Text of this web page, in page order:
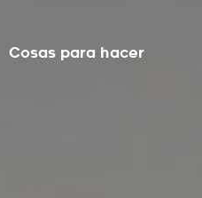
Cosas para hacer